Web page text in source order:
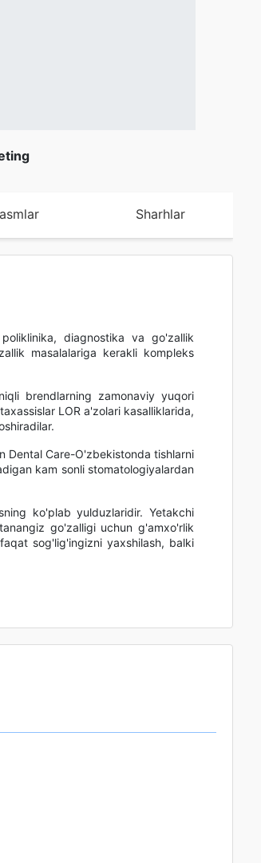
Sharhlar
diagnostika va go'zallik
masalalariga kerakli kompleks
brendlarning zamonaviy yuqori
LOR a'zolari kasalliklarida,
Dental Care-O'zbekistonda tishlarni
kam sonli stomatologiyalardan
ko'plab yulduzlaridir. Yetakchi
go'zalligi uchun g'amxo'rlik
sog'lig'ingizni yaxshilash, balki